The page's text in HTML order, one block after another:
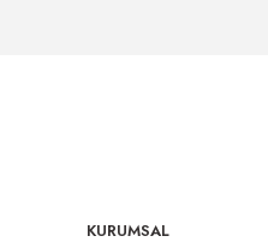
KURUMSAL